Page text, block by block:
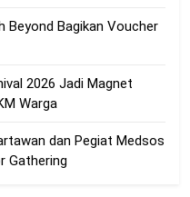
Beyond Bagikan Voucher
2026 Jadi Magnet
Warga
dan Pegiat Medsos
Gathering